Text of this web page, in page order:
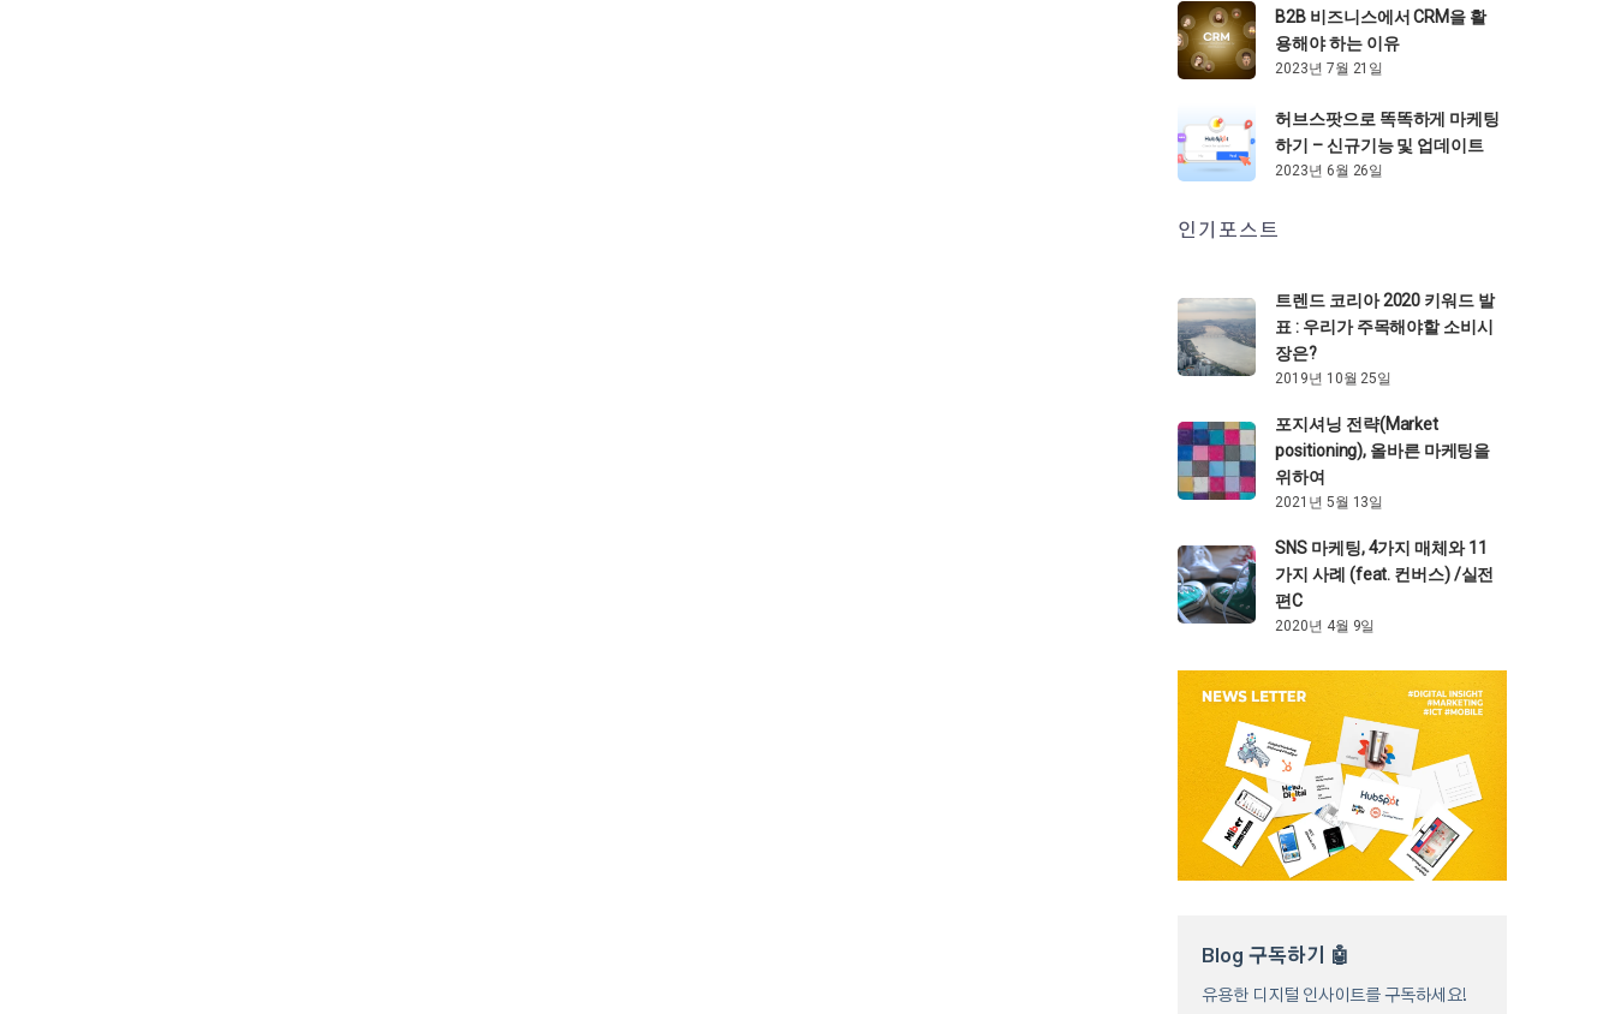
B2B 비즈니스에서 CRM을 활
용해야 하는 이유
2023년 7월 21일
허브스팟으로 똑똑하게 마케팅
하기 – 신규기능 및 업데이트
2023년 6월 26일
인기포스트
트렌드 코리아 2020 키워드 발
표 : 우리가 주목해야할 소비시
장은?
2019년 10월 25일
포지셔닝 전략(Market
positioning), 올바른 마케팅을
위하여
2021년 5월 13일
SNS 마케팅, 4가지 매체와 11
가지 사례 (feat. 컨버스) /실전
편C
2020년 4월 9일